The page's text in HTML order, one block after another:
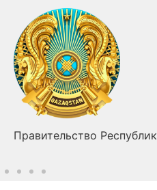
Правительство